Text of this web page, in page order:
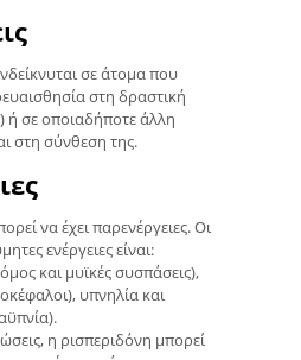
σε άτομα που
στη δραστική
ή σε οποιαδήποτε άλλη
στη σύνθεση της.
να έχει παρενέργειες. Οι
ενέργειες είναι:
και μυϊκές συσπάσεις),
υπνηλία και
η ρισπεριδόνη μπορεί